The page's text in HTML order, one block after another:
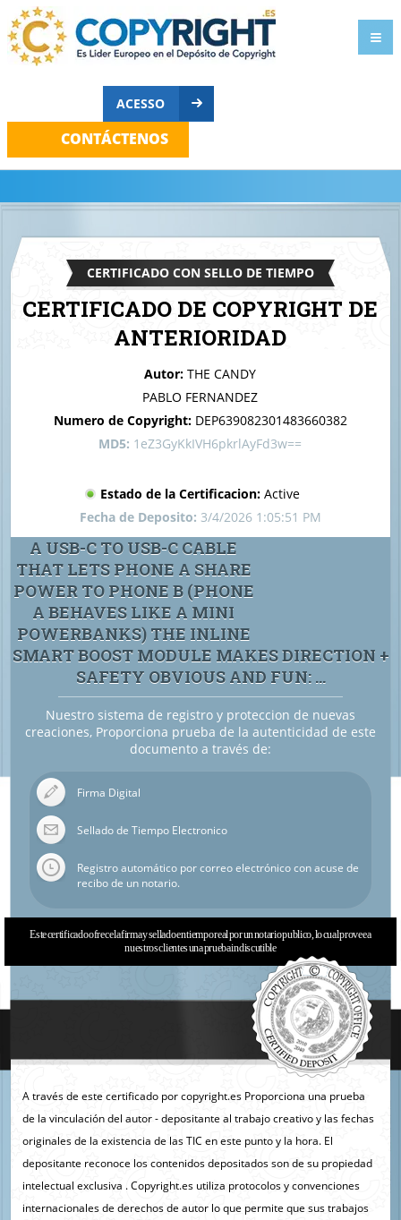
ACESSO
CONTÁCTENOS
CERTIFICADO CON SELLO DE TIEMPO
CERTIFICADO DE COPYRIGHT DE
ANTERIORIDAD
ShareCharge Cable
Autor: THE CANDY
PABLO FERNANDEZ
Numero de Copyright: DEP639082301483660382
MD5: 1eZ3GyKkIVH6pkrlAyFd3w==
Estado de la Certificacion: Active
Fecha de Deposito: 3/4/2026 1:05:51 PM
A USB-C TO USB-C CABLE
THAT LETS PHONE A SHARE
POWER TO PHONE B (PHONE
A BEHAVES LIKE A MINI
POWERBANKS) THE INLINE
SMART BOOST MODULE MAKES DIRECTION +
SAFETY OBVIOUS AND FUN: ...
Nuestro sistema de registro y proteccion de nuevas
creaciones, Proporciona prueba de la autenticidad de este
documento a través de:
Firma Digital
Sellado de Tiempo Electronico
Registro automático por correo electrónico con acuse de
recibo de un notario.
Este certificado ofrece la firma y sellado en tiempo real por un notario publico, lo cual provee a
nuestros clientes una prueba indiscutible
A través de este certificado por copyright.es Proporciona una prueba
de la vinculación del autor - depositante al trabajo creativo y las fechas
originales de la existencia de las TIC en este punto y la hora. El
depositante reconoce los contenidos depositados son de su propiedad
intelectual exclusiva . Copyright.es utiliza protocolos y convenciones
internacionales de derechos de autor lo que permite que sus trabajos